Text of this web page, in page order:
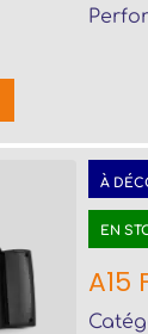
À
EN
A15